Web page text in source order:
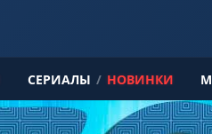
СЕРИАЛЫ / НОВИНКИ